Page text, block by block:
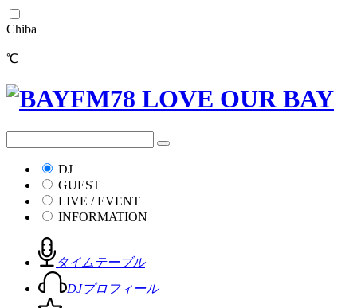
Chiba
℃
DJ
GUEST
LIVE / EVENT
INFORMATION
タイムテーブル
DJプロフィール